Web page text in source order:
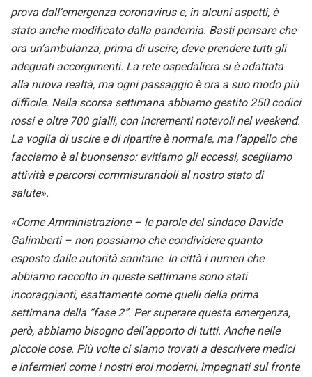
prova dall’emergenza coronavirus e, in alcuni aspetti, è
stato anche modificato dalla pandemia. Basti pensare che
ora un’ambulanza, prima di uscire, deve prendere tutti gli
adeguati accorgimenti. La rete ospedaliera si è adattata
alla nuova realtà, ma ogni passaggio è ora a suo modo più
difficile. Nella scorsa settimana abbiamo gestito 250 codici
rossi e oltre 700 gialli, con incrementi notevoli nel weekend.
La voglia di uscire e di ripartire è normale, ma l’appello che
facciamo è al buonsenso: evitiamo gli eccessi, scegliamo
attività e percorsi commisurandoli al nostro stato di
salute».
«Come Amministrazione – le parole del sindaco Davide
Galimberti – non possiamo che condividere quanto
esposto dalle autorità sanitarie. In città i numeri che
abbiamo raccolto in queste settimane sono stati
incoraggianti, esattamente come quelli della prima
settimana della “fase 2”. Per superare questa emergenza,
però, abbiamo bisogno dell’apporto di tutti. Anche nelle
piccole cose. Più volte ci siamo trovati a descrivere medici
e infermieri come i nostri eroi moderni, impegnati sul fronte